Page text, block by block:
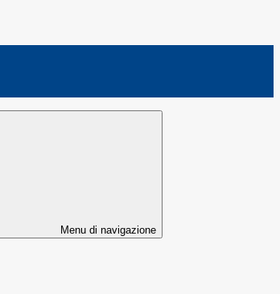
Menu di navigazione